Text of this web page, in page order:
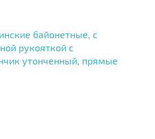
байонетные, с
рукояткой с
утонченный, прямые